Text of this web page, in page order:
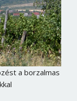
a borzalmas